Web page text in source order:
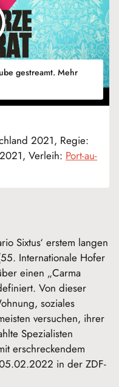
gestreamt. Mehr
2021, Regie:
Verleih: Port-au-
Sixtus‘ erstem langen
Internationale Hofer
einen „Carma
Von dieser
soziales
versuchen, ihrer
Spezialisten
erschreckendem
in der ZDF-